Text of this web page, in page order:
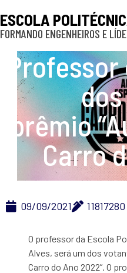
ESCOLA
FORMANDO ENGENHEIROS E
Professor
dos
prêmio
Carro
09/09/2021
O professor da Escola
Alves, será um dos
Carro do Ano 2022”. O